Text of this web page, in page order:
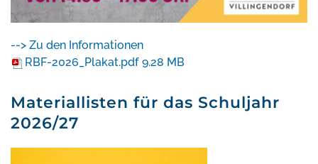
--> Zu den Informationen
RBF-2026_Plakat.pdf 9.28 MB
Materiallisten für das Schuljahr
2026/27